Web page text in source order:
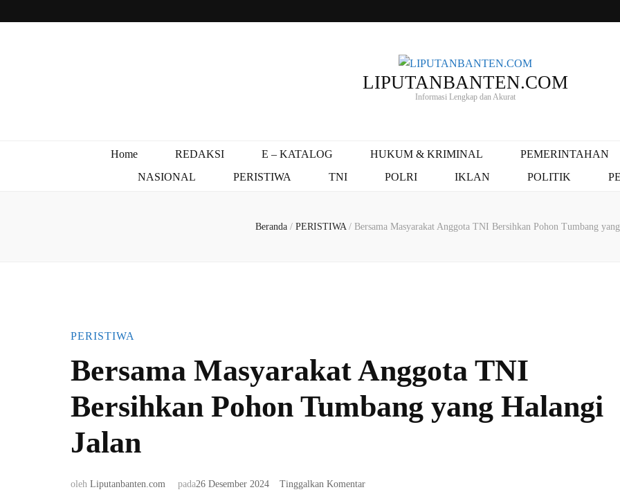
LIPUTANBANTEN.COM
Informasi Lengkap dan Akurat
Home REDAKSI E – KATALOG HUKUM & KRIMINAL PEMERINTAHAN
NASIONAL
PERISTIWA TNI POLRI IKLAN POLITIK
Beranda / PERISTIWA / Bersama Masyarakat Anggota TNI Bersihkan Pohon Tumbang
PERISTIWA
Bersama Masyarakat Anggota TNI
Bersihkan Pohon Tumbang yang Halangi
Jalan
oleh Liputanbanten.com pada26 Desember 2024 Tinggalkan Komentarpada